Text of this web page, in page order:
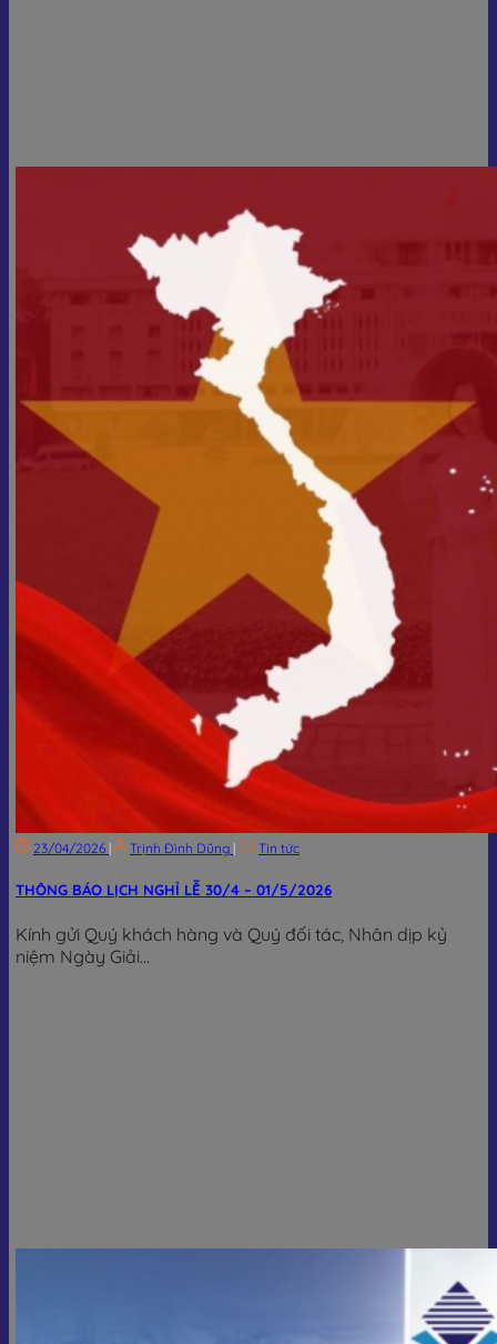
23/04/2026 | Trịnh Đình Dũng | Tin tức
THÔNG BÁO LỊCH NGHỈ LỄ 30/4 – 01/5/2026
Kính gửi Quý khách hàng và Quý đối tác, Nhân dịp kỷ
niệm Ngày Giải...